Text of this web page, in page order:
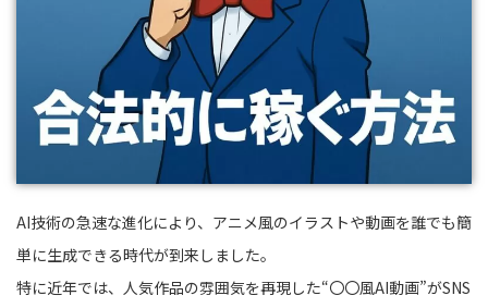
AI技術の急速な進化により、アニメ風のイラストや動画を誰でも簡
単に生成できる時代が到来しました。
特に近年では、人気作品の雰囲気を再現した“〇〇風AI動画”がSNS